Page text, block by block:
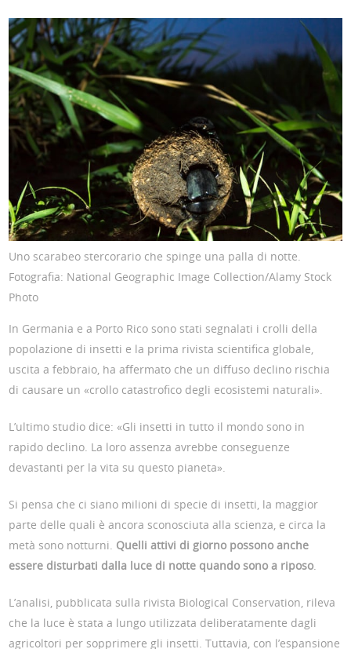
Uno scarabeo stercorario che spinge una palla di notte.
Fotografia: National Geographic Image Collection/Alamy Stock
Photo
In Germania e a Porto Rico sono stati segnalati i crolli della
popolazione di insetti e la prima rivista scientifica globale,
uscita a febbraio, ha affermato che un diffuso declino rischia
di causare un «crollo catastrofico degli ecosistemi naturali».
L’ultimo studio dice: «Gli insetti in tutto il mondo sono in
rapido declino. La loro assenza avrebbe conseguenze
devastanti per la vita su questo pianeta».
Si pensa che ci siano milioni di specie di insetti, la maggior
parte delle quali è ancora sconosciuta alla scienza, e circa la
metà sono notturni. Quelli attivi di giorno possono anche
essere disturbati dalla luce di notte quando sono a riposo.
L’analisi, pubblicata sulla rivista Biological Conservation, rileva
che la luce è stata a lungo utilizzata deliberatamente dagli
agricoltori per sopprimere gli insetti. Tuttavia, con l’espansione